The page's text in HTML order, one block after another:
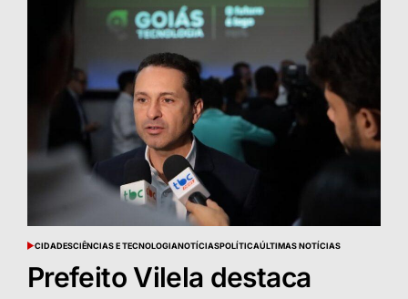
POSTED
CIDADESCIÊNCIAS E TECNOLOGIANOTÍCIASPOLÍTICAÚLTIMAS NOTÍCIAS
Prefeito Vilela destaca